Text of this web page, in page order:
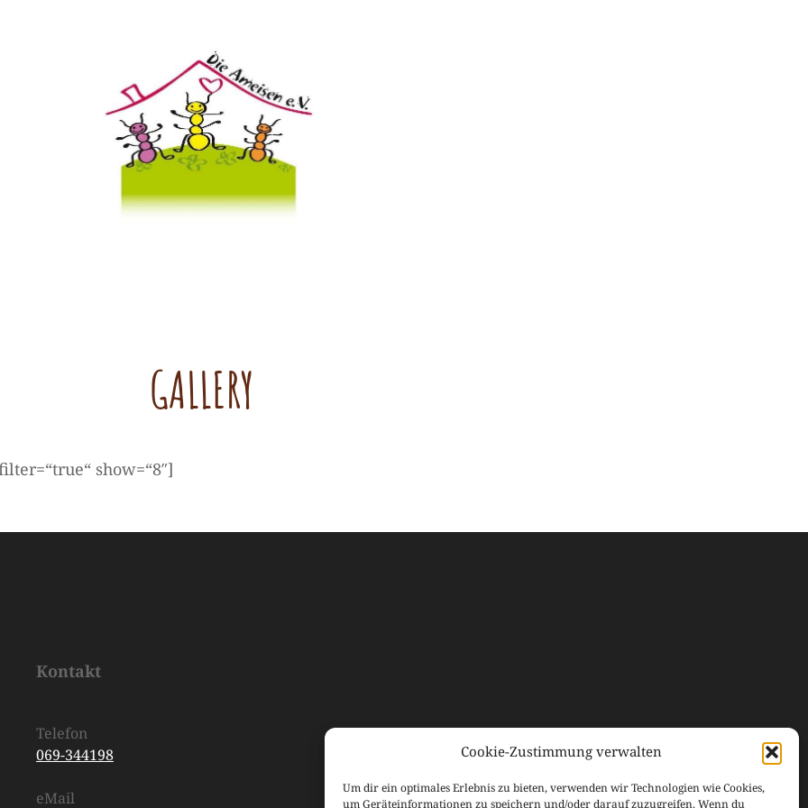
Cookie-Zustimmung verwalten
Um dir ein optimales Erlebnis zu bieten, verwenden wir Technologien wie Cookies,
um Geräteinformationen zu speichern und/oder darauf zuzugreifen. Wenn du
e.V.
GALLERY
show=“8″]
Kontakt
Telefon
069-344198
eMail